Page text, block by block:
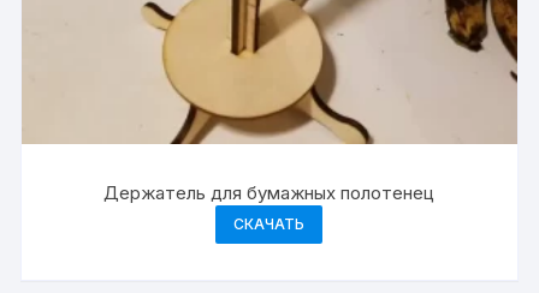
Держатель для бумажных полотенец
СКАЧАТЬ